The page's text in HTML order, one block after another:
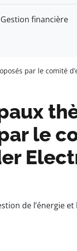
Gestion financière
par le comité
le
de l’énergie